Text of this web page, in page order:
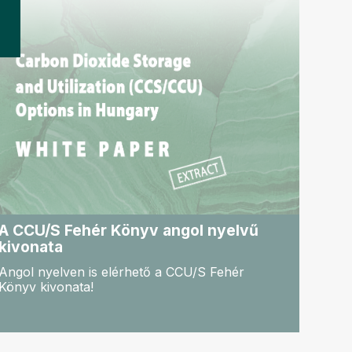
CCU/S Fehér Könyv angol nyelvű
nyelven is elérhető a CCU/S Fehér
kivonata!